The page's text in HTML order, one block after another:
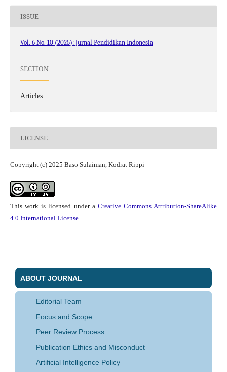
ISSUE
Vol. 6 No. 10 (2025): Jurnal Pendidikan Indonesia
SECTION
Articles
LICENSE
Copyright (c) 2025 Baso Sulaiman, Kodrat Rippi
This work is licensed under a Creative Commons Attribution-ShareAlike
4.0 International License.
ABOUT JOURNAL
Editorial Team
Focus and Scope
Peer Review Process
Publication Ethics and Misconduct
Artificial Intelligence Policy